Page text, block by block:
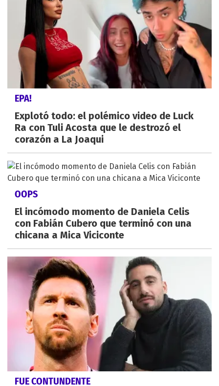
EPA!
Explotó todo: el polémico video de Luck
Ra con Tuli Acosta que le destrozó el
corazón a La Joaqui
OOPS
El incómodo momento de Daniela Celis
con Fabián Cubero que terminó con una
chicana a Mica Viciconte
FUE CONTUNDENTE